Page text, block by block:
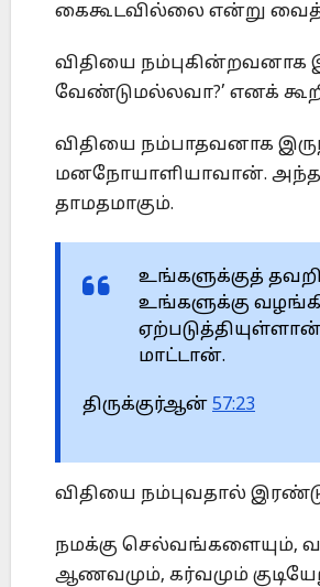
கைகூடவில்லை என்று
விதியை நம்புகின்றவனாக
வேண்டுமல்லவா?’ எனக்
விதியை நம்பாதவனாக
மனநோயாளியாவான். அந்த
தாமதமாகும்.
உங்களுக்குத்
உங்களுக்கு
மாட்டான்.
திருக்குர்ஆன் 57:23
விதியை நம்புவதால்
நமக்கு செல்வங்களையும்,
ஆணவமும், கர்வமும்